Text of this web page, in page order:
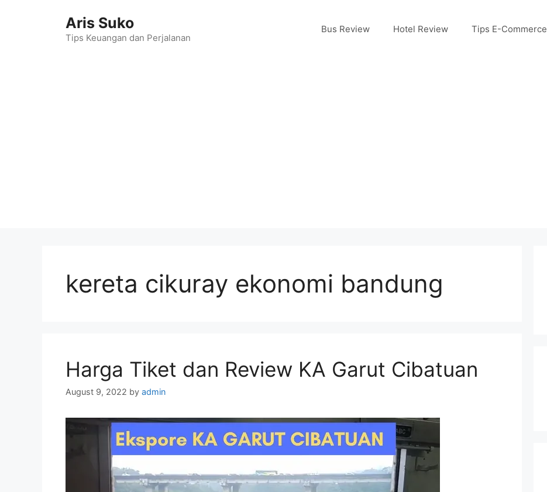
Aris Suko
Tips Keuangan dan Perjalanan
Bus Review Hotel Review Tips E-Commerce
kereta cikuray ekonomi bandung
Harga Tiket dan Review KA Garut Cibatuan
August 9, 2022 by admin